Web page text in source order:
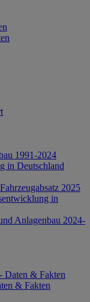
1991-2024
in Deutschland
2025
in
Anlagenbau 2024-
Daten & Fakten
& Fakten